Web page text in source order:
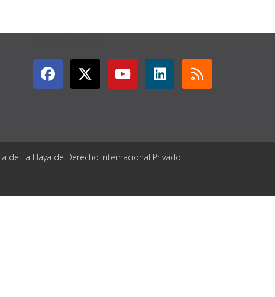
de La Haya de Derecho Internacional Privado